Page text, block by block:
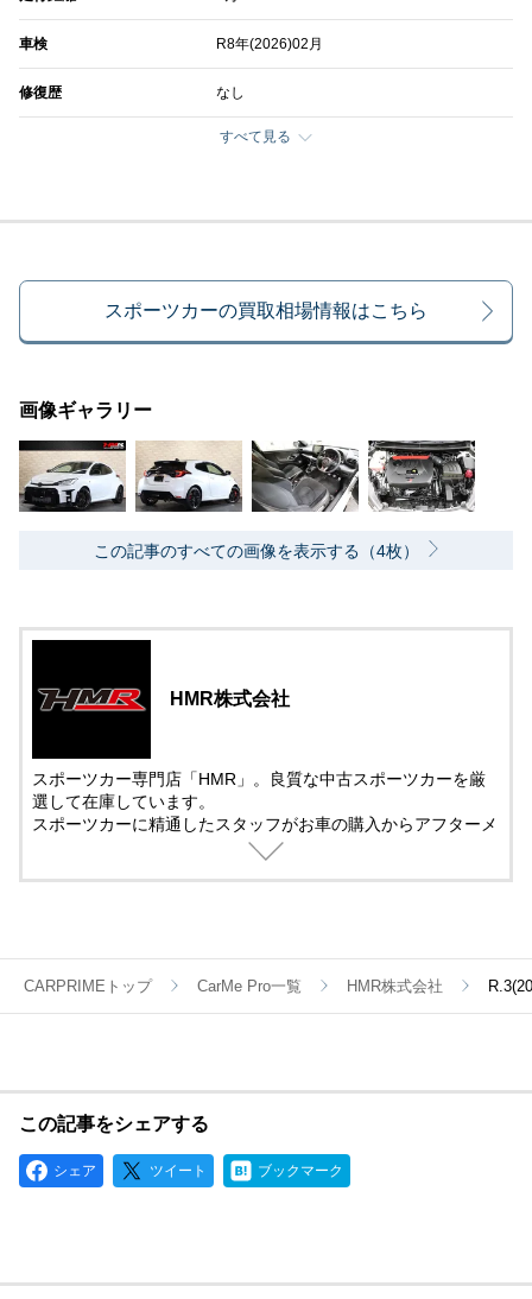
車検 R8年(2026)02月
修復歴 なし
すべて見る
スポーツカーの買取相場情報はこちら
画像ギャラリー
この記事のすべての画像を表示する（4枚）
HMR株式会社
スポーツカー専門店「HMR」。良質な中古スポーツカーを厳
選して在庫しています。
スポーツカーに精通したスタッフがお車の購入からアフターメ
ンテナンス＆チューニングまでサポート。
CARPRIMEトップ CarMe Pro一覧 HMR株式会社
この記事をシェアする
シェア ツイート ブックマーク